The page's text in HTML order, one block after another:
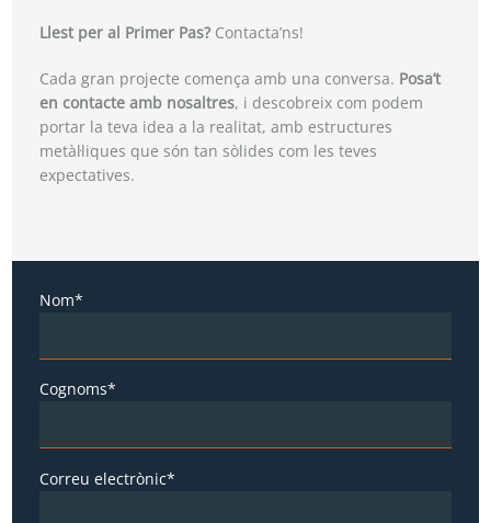
Llest per al Primer Pas? Contacta’ns!
Cada gran projecte comença amb una conversa. Posa’t
en contacte amb nosaltres, i descobreix com podem
portar la teva idea a la realitat, amb estructures
metàl·liques que són tan sòlides com les teves
expectatives.
Nom*
Cognoms*
Correu electrònic*